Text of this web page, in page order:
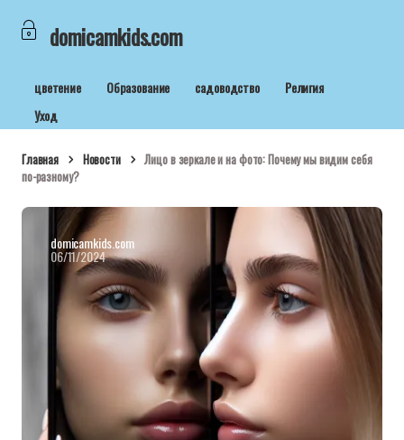
domicamkids.com
цветение Образование садоводство
Религия
Уход
Главная Новости
Лицо в зеркале и на фото: Почему мы видим себя
по-разному?
domicamkids.com
06/11/2024